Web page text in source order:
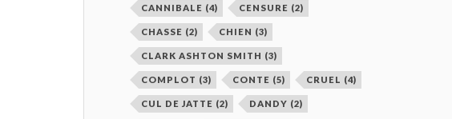
CANNIBALE (4) CENSURE (2)
CHASSE (2) CHIEN (3)
CLARK ASHTON SMITH (3)
COMPLOT (3) CONTE (5) CRUEL (4)
CUL DE JATTE (2) DANDY (2)